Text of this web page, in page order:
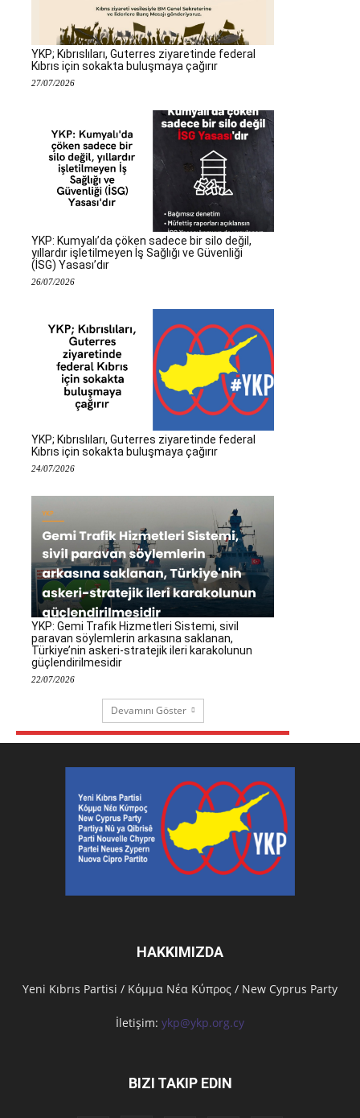
YKP; Kıbrıslıları, Guterres ziyaretinde federal
Kıbrıs için sokakta buluşmaya çağırır
27/07/2026
YKP: Kumyalı’da çöken sadece bir silo değil,
yıllardır işletilmeyen İş Sağlığı ve Güvenliği
(İSG) Yasası’dır
26/07/2026
YKP; Kıbrıslıları, Guterres ziyaretinde federal
Kıbrıs için sokakta buluşmaya çağırır
24/07/2026
YKP: Gemi Trafik Hizmetleri Sistemi, sivil
paravan söylemlerin arkasına saklanan,
Türkiye’nin askeri-stratejik ileri karakolunun
güçlendirilmesidir
22/07/2026
Devamını Göster
HAKKIMIZDA
Υeni Kıbrıs Partisi / Κόμμα Νέα Κύπρος / New Cyprus Party
İletişim: ykp@ykp.org.cy
BIZI TAKIP EDIN